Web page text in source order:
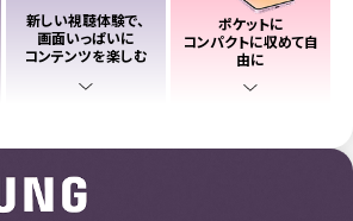
新しい視聴体験で、
画面いっぱいに
コンテンツを楽しむ
ポケットに
コンパクトに収めて自
由に